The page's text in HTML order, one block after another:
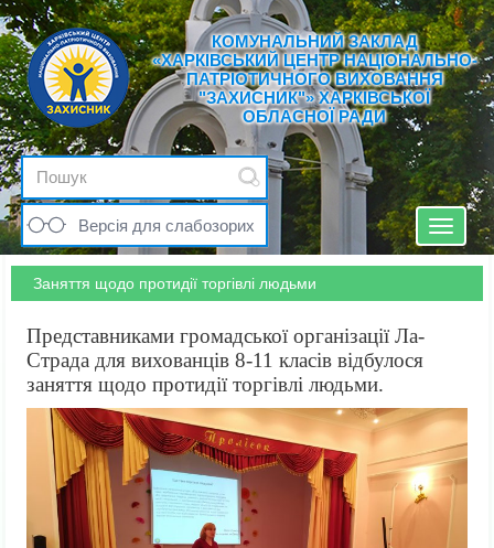
КОМУНАЛЬНИЙ ЗАКЛАД
«ХАРКІВСЬКИЙ ЦЕНТР НАЦІОНАЛЬНО-
ПАТРІОТИЧНОГО ВИХОВАННЯ
"ЗАХИСНИК"» ХАРКІВСЬКОЇ
ОБЛАСНОЇ РАДИ
Версія для слабозорих
Toggle
Заняття щодо протидії торгівлі людьми
Представниками громадської організації Ла-
Страда для вихованців 8-11 класів відбулося
заняття щодо протидії торгівлі людьми.